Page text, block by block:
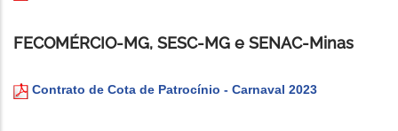
FECOMÉRCIO-MG, SESC-MG e SENAC-Minas
Contrato de Cota de Patrocínio - Carnaval 2023